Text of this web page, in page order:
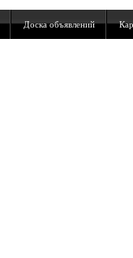
Доска объявлений